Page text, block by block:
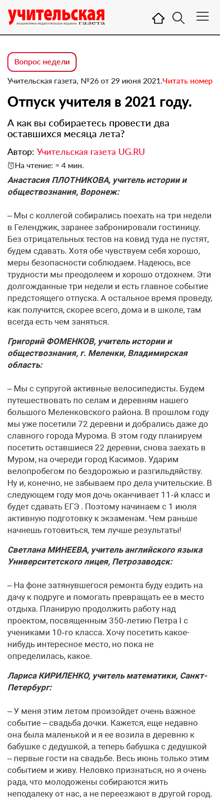
Вопрос недели
Учительская газета, №26 от 29 июня 2021.Читать номер
Отпуск учителя в 2021 году.
А как вы собираетесь провести два
оставшихся месяца лета?
Автор: Учительская газета UG.RU
На чтение: ≈ 4 мин.
Анастасия ПЛОТНИКОВА, учитель истории и
обществознания, Воронеж:
– Мы с коллегой собирались поехать на три недели
в Геленджик, заранее забронировали гостиницу.
Без отрицательных тестов на ковид туда не пустят,
будем сдавать. Хотя обе чувствуем себя хорошо,
меры безопасности соблюдаем. Надеюсь, все
трудности мы преодолеем и хорошо отдохнем. Эти
долгожданные три недели и есть главное событие
предстоящего отпуска. А остальное время проведу,
как получится, скорее всего, дома и в школе, там
всегда есть чем заняться.
Григорий ФОМЕНКОВ, учитель истории и
обществознания, г. Меленки, Владимирская
область:
– Мы с супругой активные велосипедисты. Будем
путешествовать по селам и деревням нашего
большого Меленковского района. В прошлом году
мы уже посетили 72 деревни и добрались даже до
славного города Мурома. В этом году планируем
посетить оставшиеся 22 деревни, снова заехать в
Муром, на очереди город Касимов. Ударим
велопробегом по бездорожью и разгильдяйству.
Ну и, конечно, не забываем про дела учительские. В
следующем году моя дочь оканчивает 11‑й класс и
будет сдавать ЕГЭ . Поэтому начинаем с 1 июля
активную подготовку к экзаменам. Чем раньше
начнешь готовиться, тем лучше результаты!
Светлана МИНЕЕВА, учитель английского языка
Университетского лицея, Петрозаводск:
– На фоне затянувшегося ремонта буду ездить на
дачу к подруге и помогать превращать ее в место
отдыха. Планирую продолжить работу над
проектом, посвященным 350‑летию Петра I с
учениками 10‑го класса. Хочу посетить какое-
нибудь интересное место, но пока не
определилась, какое.
Лариса КИРИЛЕНКО, учитель математики, Санкт-
Петербург:
– У меня этим летом произойдет очень важное
событие – свадьба дочки. Кажется, еще недавно
она была маленькой и я ее возила в деревню к
бабушке с дедушкой, а теперь бабушка с дедушкой
– первые гости на свадьбе. Весь июнь только этим
событием и живу. Неловко признаться, но я очень
рада, что молодожены собираются жить
неподалеку от нас, а не переезжают в другой город.